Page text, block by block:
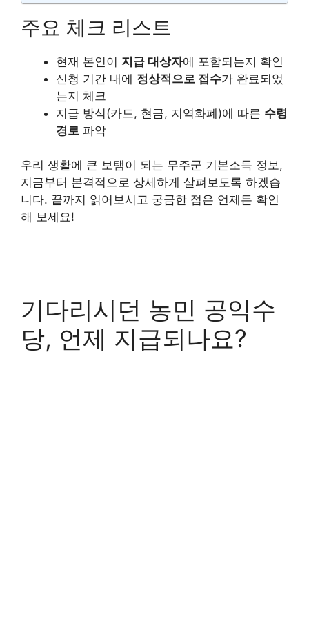
주요 체크 리스트
현재 본인이 지급 대상자에 포함되는지 확인
신청 기간 내에 정상적으로 접수가 완료되었
는지 체크
지급 방식(카드, 현금, 지역화폐)에 따른 수령
경로 파악
우리 생활에 큰 보탬이 되는 무주군 기본소득 정보,
지금부터 본격적으로 상세하게 살펴보도록 하겠습
니다. 끝까지 읽어보시고 궁금한 점은 언제든 확인
해 보세요!
기다리시던 농민 공익수
당, 언제 지급되나요?